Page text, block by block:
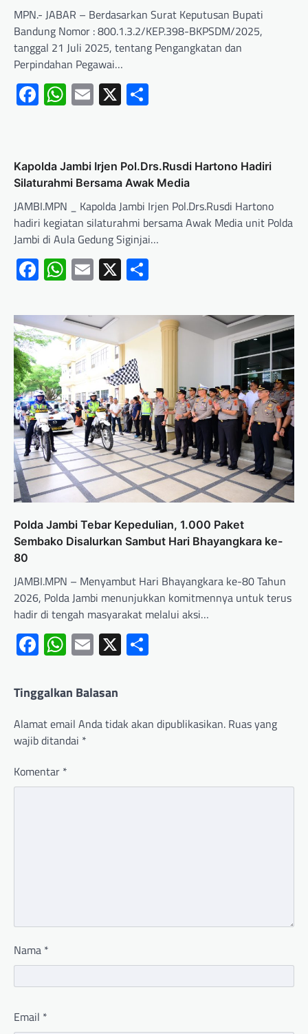
MPN.- JABAR – Berdasarkan Surat Keputusan Bupati
Bandung Nomor : 800.1.3.2/KEP.398-BKPSDM/2025,
tanggal 21 Juli 2025, tentang Pengangkatan dan
Perpindahan Pegawai…
Facebook
WhatsApp
Email
X
Kapolda Jambi Irjen Pol.Drs.Rusdi Hartono Hadiri
Silaturahmi Bersama Awak Media
JAMBI.MPN _ Kapolda Jambi Irjen Pol.Drs.Rusdi Hartono
hadiri kegiatan silaturahmi bersama Awak Media unit Polda
Jambi di Aula Gedung Siginjai…
Facebook
WhatsApp
Email
X
Polda Jambi Tebar Kepedulian, 1.000 Paket
Sembako Disalurkan Sambut Hari Bhayangkara ke-
80
JAMBI.MPN – Menyambut Hari Bhayangkara ke-80 Tahun
2026, Polda Jambi menunjukkan komitmennya untuk terus
hadir di tengah masyarakat melalui aksi…
Facebook
WhatsApp
Email
X
Tinggalkan Balasan
Alamat email Anda tidak akan dipublikasikan. Ruas yang
wajib ditandai *
Komentar *
Nama *
Email *